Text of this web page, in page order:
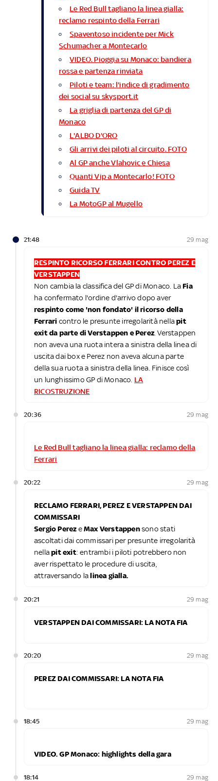
Le Red Bull tagliano la linea gialla:
reclamo respinto della Ferrari
Spaventoso incidente per Mick
Schumacher a Montecarlo
VIDEO. Pioggia su Monaco: bandiera
rossa e partenza rinviata
Piloti e team: l'indice di gradimento
dei social su skysport.it
La griglia di partenza del GP di
Monaco
L'ALBO D'ORO
Gli arrivi dei piloti al circuito. FOTO
Al GP anche Vlahovic e Chiesa
Quanti Vip a Montecarlo! FOTO
Guida TV
La MotoGP al Mugello
21:48 29 mag
RESPINTO RICORSO FERRARI CONTRO PEREZ E
VERSTAPPEN
Non cambia la classifica del GP di Monaco. La Fia
ha confermato l'ordine d'arrivo dopo aver
respinto come 'non fondato' il ricorso della
Ferrari contro le presunte irregolarità nellapit
exit da parte di Verstappen e Perez . Verstappen
non aveva una ruota intera a sinistra della linea di
uscita dai box e Perez non aveva alcuna parte
della sua ruota a sinistra della linea. Finisce così
un lunghissimo GP di Monaco. LA
RICOSTRUZIONE
20:36 29 mag
Le Red Bull tagliano la linea gialla: reclamo della
Ferrari
20:22 29 mag
RECLAMO FERRARI, PEREZ E VERSTAPPEN DAI
COMMISSARI
Sergio Perez eMax Verstappensono stati
ascoltati dai commissari per presunte irregolarità
nellapit exit: entrambi i piloti potrebbero non
aver rispettato le procedure di uscita,
attraversando lalinea gialla.
20:21 29 mag
VERSTAPPEN DAI COMMISSARI: LA NOTA FIA
20:20 29 mag
PEREZ DAI COMMISSARI: LA NOTA FIA
18:45 29 mag
VIDEO. GP Monaco: highlights della gara
18:14 29 mag